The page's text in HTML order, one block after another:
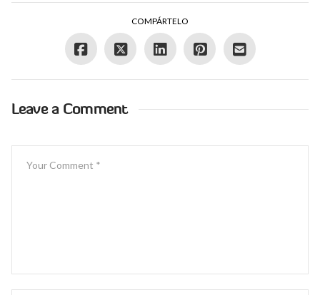
COMPÁRTELO
Leave a Comment